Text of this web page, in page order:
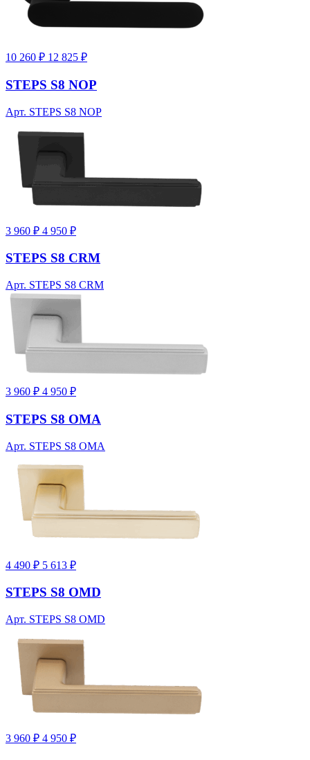
10 260 ₽ 12 825 ₽
STEPS S8 NOP
Арт. STEPS S8 NOP
3 960 ₽ 4 950 ₽
STEPS S8 CRM
Арт. STEPS S8 CRM
3 960 ₽ 4 950 ₽
STEPS S8 OMA
Арт. STEPS S8 OMA
4 490 ₽ 5 613 ₽
STEPS S8 OMD
Арт. STEPS S8 OMD
3 960 ₽ 4 950 ₽